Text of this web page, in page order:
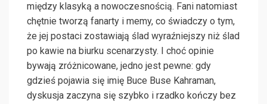
między klasyką a nowoczesnością. Fani natomiast
chętnie tworzą fanarty i memy, co świadczy o tym,
że jej postaci zostawiają ślad wyraźniejszy niż ślad
po kawie na biurku scenarzysty. I choć opinie
bywają zróżnicowane, jedno jest pewne: gdy
gdzieś pojawia się imię Buce Buse Kahraman,
dyskusja zaczyna się szybko i rzadko kończy bez